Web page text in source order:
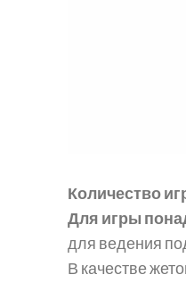
Количество
Для игры
для ведения
В качестве